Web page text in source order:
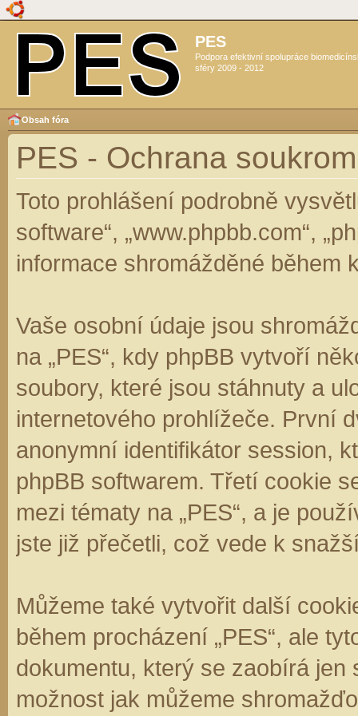
PES
Podpora efektivní spolupráce
sféry 2009 - 2012
Obsah fóra
PES - Ochrana
Toto prohlášení podrobně
software“, „www.phpbb.com“,
informace shromážděné během
Vaše osobní údaje jsou
na „PES“, kdy phpBB vytvoří
soubory, které jsou stáhnuty a
internetového prohlížeče. První
anonymní identifikátor session,
phpBB softwarem. Třetí cookie
mezi tématy na „PES“, a je
jste již přečetli, což vede k
Můžeme také vytvořit další
během procházení „PES“, ale
dokumentu, který se zaobírá jen
možnost jak můžeme